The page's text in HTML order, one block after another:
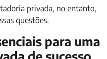
privada, no entanto,
questões.
para uma